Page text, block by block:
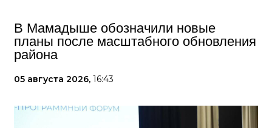
В Мамадыше обозначили новые
планы после масштабного обновления
района
05 августа 2026, 16:43